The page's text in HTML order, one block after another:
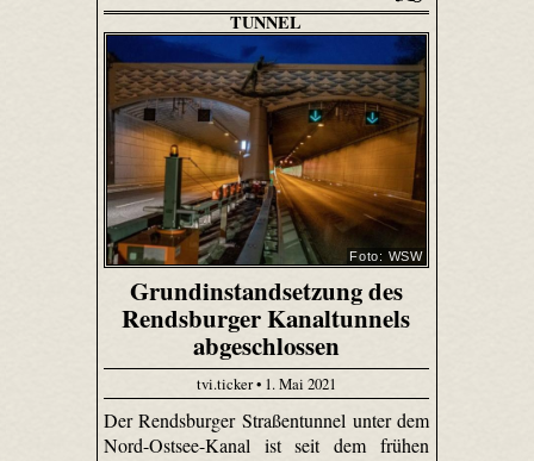
TUNNEL
Foto: WSW
Grundinstandsetzung des
Rendsburger Kanaltunnels
abgeschlossen
tvi.ticker • 1. Mai 2021
Der Rendsburger Straßentunnel unter dem
Nord-Ostsee-Kanal ist seit dem frühen